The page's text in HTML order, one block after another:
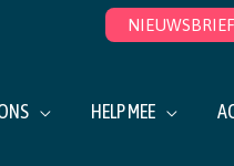
HELP MEE